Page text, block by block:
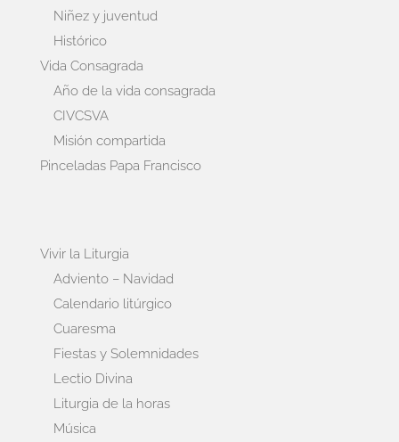
Niñez y juventud
Histórico
Vida Consagrada
Año de la vida consagrada
CIVCSVA
Misión compartida
Pinceladas Papa Francisco
Vivir la Liturgia
Adviento – Navidad
Calendario litúrgico
Cuaresma
Fiestas y Solemnidades
Lectio Divina
Liturgia de la horas
Música